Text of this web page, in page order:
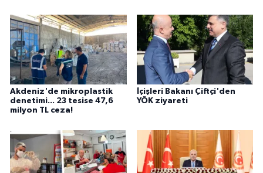
Akdeniz'de mikroplastik
denetimi... 23 tesise 47,6
milyon TL ceza!
İçişleri Bakanı Çiftçi'den
YÖK ziyareti